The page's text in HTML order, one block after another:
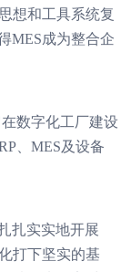
想和工具系统复
MES成为整合企
数字化工厂建设
、MES及设备
扎实实地开展
打下坚实的基